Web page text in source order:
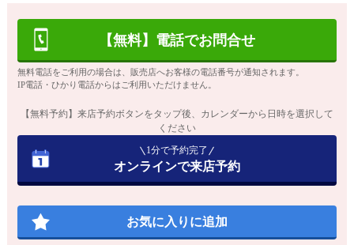
【無料】電話でお問合せ
無料電話をご利用の場合は、販売店へお客様の電話番号が通知されます。
IP電話・ひかり電話からはご利用いただけません。
【無料予約】来店予約ボタンをタップ後、カレンダーから日時を選択して
ください
1分で予約完了
オンラインで来店予約
お気に入りに追加